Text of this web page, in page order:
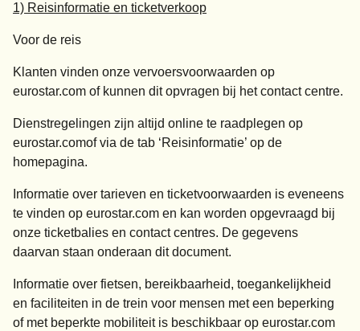
1) Reisinformatie en ticketverkoop
Voor de reis
Klanten vinden onze vervoersvoorwaarden op
eurostar.com of kunnen dit opvragen bij het contact centre.
Dienstregelingen zijn altijd online te raadplegen op
eurostar.comof via de tab ‘Reisinformatie’ op de
homepagina.
Informatie over tarieven en ticketvoorwaarden is eveneens
te vinden op eurostar.com en kan worden opgevraagd bij
onze ticketbalies en contact centres. De gegevens
daarvan staan onderaan dit document.
Informatie over fietsen, bereikbaarheid, toegankelijkheid
en faciliteiten in de trein voor mensen met een beperking
of met beperkte mobiliteit is beschikbaar op eurostar.com